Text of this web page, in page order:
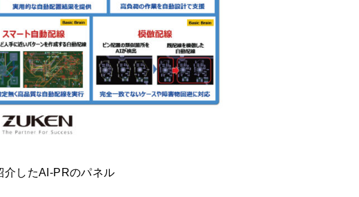
介したAI-PRのパネル